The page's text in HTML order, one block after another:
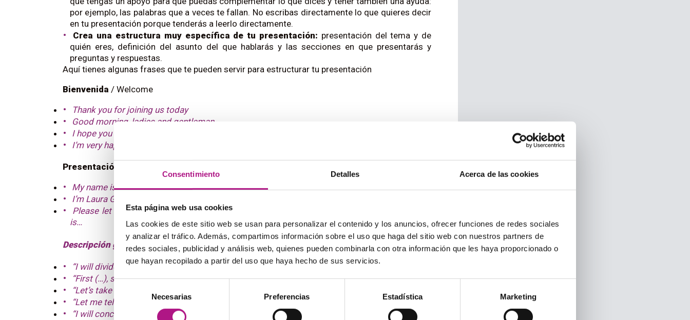
Consentimiento Detalles Acerca de las cookies
Esta página web usa cookies
Las cookies de este sitio web se usan para personalizar el contenido y los anuncios, ofrecer funciones de redes sociales
y analizar el tráfico. Además, compartimos información sobre el uso que haga del sitio web con nuestros partners de
redes sociales, publicidad y análisis web, quienes pueden combinarla con otra información que les haya proporcionado o
que hayan recopilado a partir del uso que haya hecho de sus servicios.
Selección
de
consentimiento
Necesarias Preferencias Estadística Marketing
por ejemplo, las palabras que a veces te fallan. No escribas directamente lo que quieres decir
en tu presentación porque tenderás a leerlo directamente.
Crea una estructura muy específica de tu presentación: presentación del tema y de
quién eres, definición del asunto del que hablarás y las secciones en que presentarás y
preguntas y respuestas.
Aquí tienes algunas frases que te pueden servir para estructurar tu presentación
Bienvenida / Welcome
Thank you for joining us today
Good morning, ladies and gentleman
I hope you had a good trip
I’m very happy to see you all today for our presentation
Presentación
My name is Laura García and I will introduce you to (the subject)
I’m Laura García from (your company). I work in the area of (what you do)
Please let me introduce myself: my name is Laura García and the topic of today’s meeting
is…
Descripción general/ Overview
“I will divide my presentation in four sections…”
“First (…), second (…), finally (…)”
“Let’s take a lot at…”
“Let me tell you something about my background…”
“I will concentrate on…”